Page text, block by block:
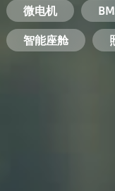
微电机
智能座舱
电池管理系统
工业电焊机
安防摄像头
开关电源
PC电源
电脑 手机
智能农业
智能家居